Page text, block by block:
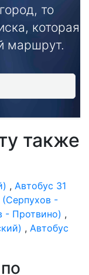
то
которая
маршрут.
также
, Автобус 31
-
- Протвино) ,
, Автобус